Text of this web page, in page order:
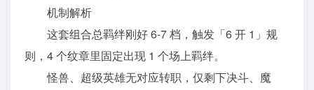
机制解析
这套组合总羁绊刚好 6-7 档，触发「6 开 1」规
则，4 个纹章里固定出现 1 个场上羁绊。
怪兽、超级英雄无对应转职，仅剩下决斗、魔